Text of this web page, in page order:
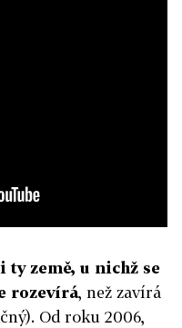
země, u nichž se
rozevírá, než zavírá
Od roku 2006,